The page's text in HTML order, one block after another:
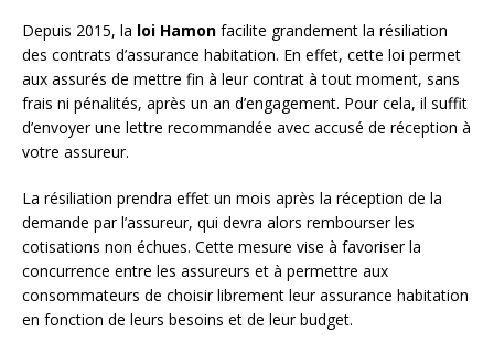
Depuis 2015, la loi Hamon facilite grandement la résiliation
des contrats d’assurance habitation. En effet, cette loi permet
aux assurés de mettre fin à leur contrat à tout moment, sans
frais ni pénalités, après un an d’engagement. Pour cela, il suffit
d’envoyer une lettre recommandée avec accusé de réception à
votre assureur.
La résiliation prendra effet un mois après la réception de la
demande par l’assureur, qui devra alors rembourser les
cotisations non échues. Cette mesure vise à favoriser la
concurrence entre les assureurs et à permettre aux
consommateurs de choisir librement leur assurance habitation
en fonction de leurs besoins et de leur budget.